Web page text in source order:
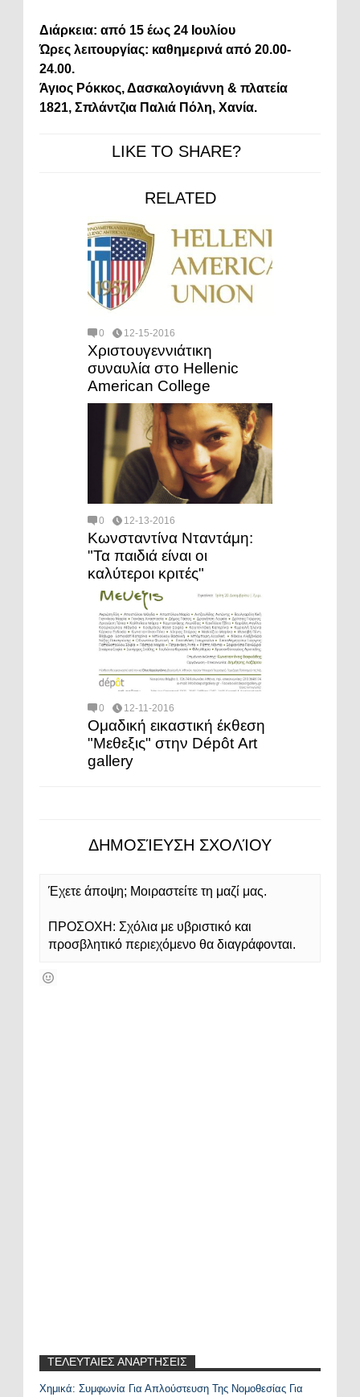
Διάρκεια: από 15 έως 24 Ιουλίου
Ώρες λειτουργίας: καθημερινά από 20.00-
24.00.
Άγιος Ρόκκος, Δασκαλογιάννη & πλατεία
1821, Σπλάντζια Παλιά Πόλη, Χανία.
LIKE TO SHARE?
RELATED
0 12-15-2016
Χριστουγεννιάτικη
συναυλία στο Hellenic
American College
0 12-13-2016
Κωνσταντίνα Νταντάμη:
"Τα παιδιά είναι οι
καλύτεροι κριτές"
0 12-11-2016
Ομαδική εικαστική έκθεση
"Μεθεξις" στην Dépôt Αrt
gallery
ΔΗΜΟΣΊΕΥΣΗ ΣΧΟΛΊΟΥ
Έχετε άποψη; Μοιραστείτε τη μαζί μας.
ΠΡΟΣΟΧΗ: Σχόλια με υβριστικό και
προσβλητικό περιεχόμενο θα διαγράφονται.
ΤΕΛΕΥΤΑΙΕΣ ΑΝΑΡΤΗΣΕΙΣ
Recent Posts Widget
Χημικά: Συμφωνία Για Απλούστευση Της Νομοθεσίας Για